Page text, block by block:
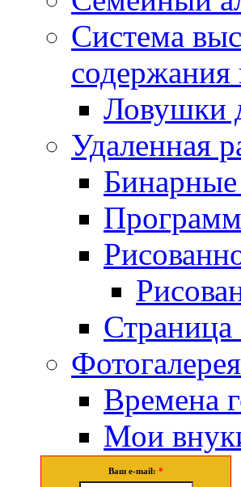
Система
Ловушки
Удаленная
Страница
Фотогалерея
Времена
Мои
Ваш e-mail: *